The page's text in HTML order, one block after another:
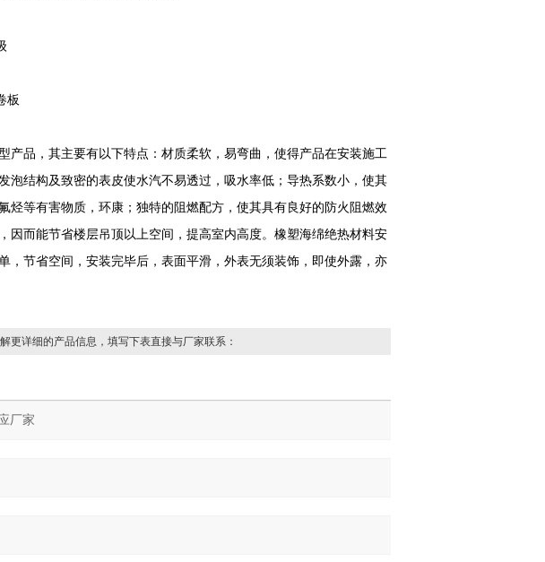
板
产品，其主要有以下特点：材质柔软，易弯曲，使得产品在安装施工
泡结构及致密的表皮使水汽不易透过，吸水率低；导热系数小，使其
烃等有害物质，环康；独特的阻燃配方，使其具有良好的防火阻燃效
因而能节省楼层吊顶以上空间，提高室内高度。橡塑海绵绝热材料安
，节省空间，安装完毕后，表面平滑，外表无须装饰，即使外露，亦
更详细的产品信息，填写下表直接与厂家联系：